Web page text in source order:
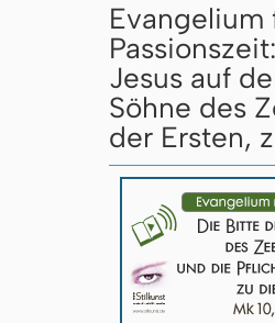
Passionszeit:
Jesus auf
Söhne des
der Ersten,